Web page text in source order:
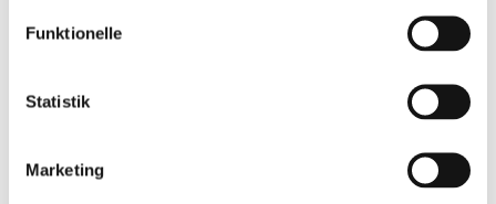
Funktionelle
Statistik
Marketing
...